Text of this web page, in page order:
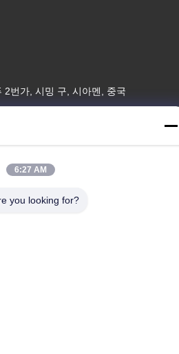
2번가, 시밍 구, 시아멘, 중국
춘우 시, 춘주, 푸젠
6:27 AM
you looking for?